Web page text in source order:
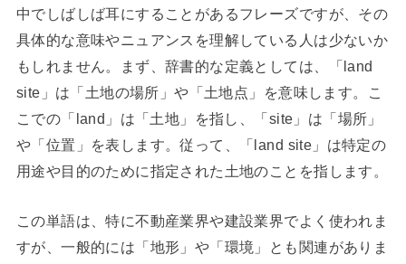
中でしばしば耳にすることがあるフレーズですが、その
具体的な意味やニュアンスを理解している人は少ないか
もしれません。まず、辞書的な定義としては、「land
site」は「土地の場所」や「土地点」を意味します。こ
こでの「land」は「土地」を指し、「site」は「場所」
や「位置」を表します。従って、「land site」は特定の
用途や目的のために指定された土地のことを指します。
この単語は、特に不動産業界や建設業界でよく使われま
すが、一般的には「地形」や「環境」とも関連がありま